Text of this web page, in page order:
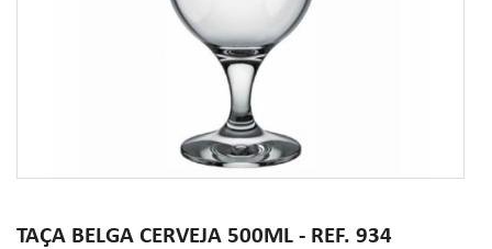
TAÇA BELGA CERVEJA 500ML - REF. 934